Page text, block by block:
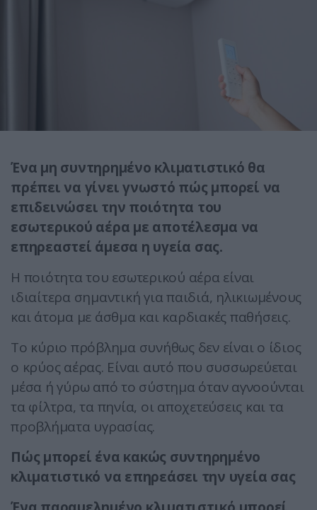
Ένα μη συντηρημένο κλιματιστικό θα
πρέπει να γίνει γνωστό πώς μπορεί να
επιδεινώσει την ποιότητα του
εσωτερικού αέρα με αποτέλεσμα να
επηρεαστεί άμεσα η υγεία σας.
Η ποιότητα του εσωτερικού αέρα είναι
ιδιαίτερα σημαντική για παιδιά, ηλικιωμένους
και άτομα με άσθμα και καρδιακές παθήσεις.
Το κύριο πρόβλημα συνήθως δεν είναι ο ίδιος
ο κρύος αέρας. Είναι αυτό που συσσωρεύεται
μέσα ή γύρω από το σύστημα όταν αγνοούνται
τα φίλτρα, τα πηνία, οι αποχετεύσεις και τα
προβλήματα υγρασίας.
Πώς μπορεί ένα κακώς συντηρημένο
κλιματιστικό να επηρεάσει την υγεία σας